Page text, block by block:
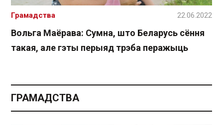
Вольга Маёрава: Сумна, што Беларусь сёння
такая, але гэты перыяд трэба перажыць
Грамадства 22.06.2022
ГРАМАДСТВА